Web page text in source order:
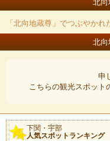
北向
「北向地蔵尊」でつぶやかれ
北向
申
こちらの観光スポット
下関・宇部
人気スポットランキング